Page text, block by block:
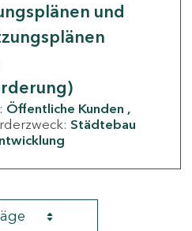
und
Öffentliche Kunden
Städtebau